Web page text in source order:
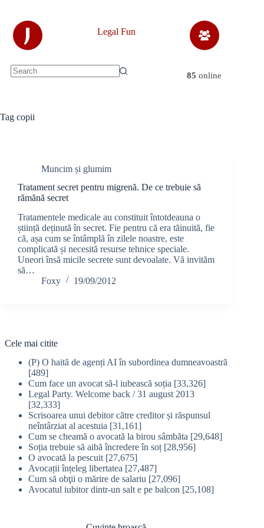
content
J Legal Fun
85 online
Tag copii
Muncim și glumim
Tratament secret pentru migrenă. De ce trebuie să
rămănă secret
Tratamentele medicale au constituit întotdeauna o
știință deținută în secret. Fie pentru că era tăinuită, fie
că, așa cum se întâmplă în zilele noastre, este
complicată și necesită resurse tehnice speciale.
Uneori însă micile secrete sunt devoalate. Vă invităm
să…
Foxy
19/09/2012
Cele mai citite
(P) O haită de agenți AI în subordinea dumneavoastră
[489]
Cum face un avocat să-l iubească soția [33,326]
Legal Party. Welcome back / 31 august 2013
[32,333]
Scrisoarea unui debitor către creditor și răspunsul
neîntârziat al acestuia [31,161]
Cum se cheamă o avocată la birou sâmbăta [29,648]
Soția trebuie să aibă încredere în soț [28,956]
O avocată la pescuit [27,675]
Avocații înțeleg libertatea [27,487]
Cum să obţii o mărire de salariu [27,096]
Avocatul iubitor dintr-un salt e pe balcon [25,108]